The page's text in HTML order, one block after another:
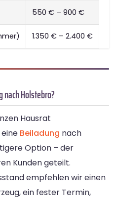
550 € – 900 €
1.350 € – 2.400 €
Holstebro?
Hausrat
Beiladung nach
Option – der
Kunden geteilt.
empfehlen wir einen
ein fester Termin,